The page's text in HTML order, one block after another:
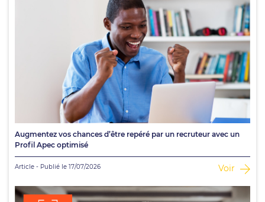
Augmentez vos chances d’être repéré par un recruteur avec un
Profil Apec optimisé
Article - Publié le 17/07/2026 Voir